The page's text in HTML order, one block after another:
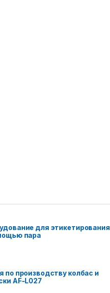
для этикетирования
пара
по производству колбас и
AF-L027